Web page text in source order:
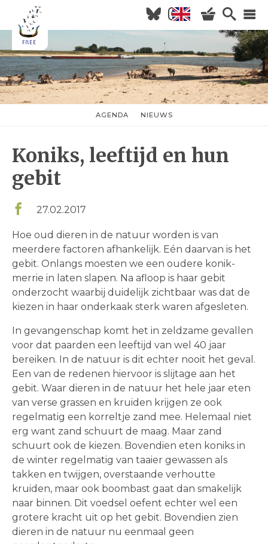
Overslaan
naar
de
inhoud
gaan
Hoofdnavigatie
HOME
NIEUWS
KOM KIJKEN
WILDERNISVLEES
nieuwsmenuAGENDA NIEUWS
Koniks, leeftijd en hun
gebit
27.02.2017
Hoe oud dieren in de natuur worden is van
meerdere factoren afhankelijk. Eén daarvan is het
gebit. Onlangs moesten we een oudere konik-
merrie in laten slapen. Na afloop is haar gebit
onderzocht waarbij duidelijk zichtbaar was dat de
kiezen in haar onderkaak sterk waren afgesleten.
In gevangenschap komt het in zeldzame gevallen
voor dat paarden een leeftijd van wel 40 jaar
bereiken. In de natuur is dit echter nooit het geval.
Een van de redenen hiervoor is slijtage aan het
gebit. Waar dieren in de natuur het hele jaar eten
van verse grassen en kruiden krijgen ze ook
regelmatig een korreltje zand mee. Helemaal niet
erg want zand schuurt de maag. Maar zand
schuurt ook de kiezen. Bovendien eten koniks in
de winter regelmatig van taaier gewassen als
takken en twijgen, overstaande verhoutte
kruiden, maar ook boombast gaat dan smakelijk
naar binnen. Dit voedsel oefent echter wel een
grotere kracht uit op het gebit. Bovendien zien
dieren in de natuur nu eenmaal geen